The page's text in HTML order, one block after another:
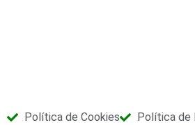
Política de Cookies
Política de